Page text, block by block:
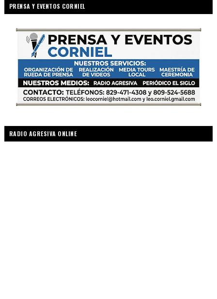
PRENSA Y EVENTOS CORNIEL
RADIO AGRESIVA ONLINE